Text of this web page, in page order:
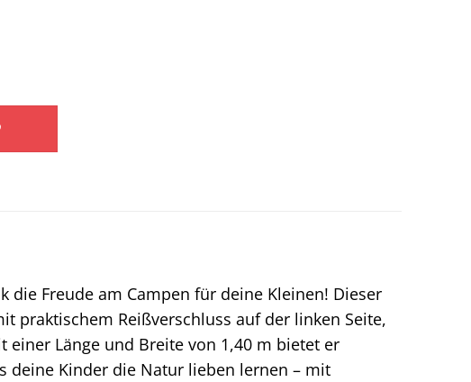
die Freude am Campen für deine Kleinen! Dieser
praktischem Reißverschluss auf der linken Seite,
Länge und Breite von 1,40 m bietet er
deine Kinder die Natur lieben lernen – mit